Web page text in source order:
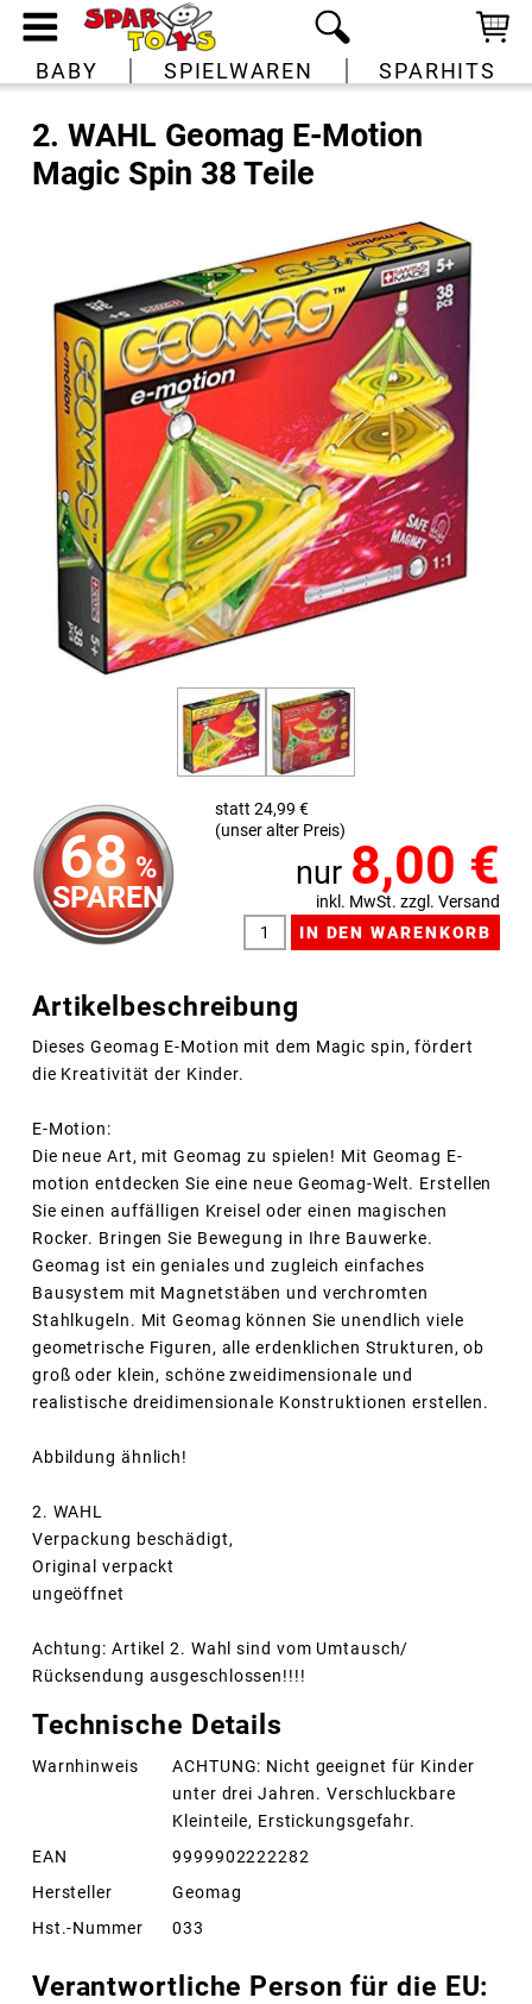
BABY SPIELWAREN SPARHITS
2. WAHL Geomag E-Motion
Magic Spin 38 Teile
68 %
SPAREN
statt 24,99 €
(unser alter Preis)
nur 8,00 €
inkl. MwSt. zzgl. Versand
Artikelbeschreibung
Dieses Geomag E-Motion mit dem Magic spin, fördert
die Kreativität der Kinder.
E-Motion:
Die neue Art, mit Geomag zu spielen! Mit Geomag E-
motion entdecken Sie eine neue Geomag-Welt. Erstellen
Sie einen auffälligen Kreisel oder einen magischen
Rocker. Bringen Sie Bewegung in Ihre Bauwerke.
Geomag ist ein geniales und zugleich einfaches
Bausystem mit Magnetstäben und verchromten
Stahlkugeln. Mit Geomag können Sie unendlich viele
geometrische Figuren, alle erdenklichen Strukturen, ob
groß oder klein, schöne zweidimensionale und
realistische dreidimensionale Konstruktionen erstellen.
Abbildung ähnlich!
2. WAHL
Verpackung beschädigt,
Original verpackt
ungeöffnet
Achtung: Artikel 2. Wahl sind vom Umtausch/
Rücksendung ausgeschlossen!!!!
Technische Details
Warnhinweis
ACHTUNG: Nicht geeignet für Kinder
unter drei Jahren. Verschluckbare
Kleinteile, Erstickungsgefahr.
EAN
9999902222282
Hersteller
Geomag
Hst.-Nummer
033
Verantwortliche Person für die EU: